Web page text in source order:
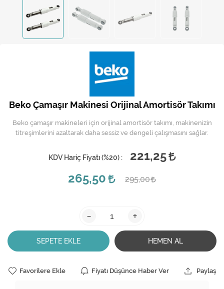
Musluk
Soğutma Sistemleri
Şofben ve Termosifon
Beko Çamaşır Makinesi Orijinal Amortisör Takımı
Beko çamaşır makineleri için orijinal amortisör takımı, makinenizin
titreşimlerini azaltarak daha sessiz ve dengeli çalışmasını sağlar.
KDV Hariç Fiyatı (%20) :
221,25
265,50
295,00
- +
SEPETE EKLE HEMEN AL
Favorilere Ekle Fiyatı Düşünce Haber Ver Paylaş